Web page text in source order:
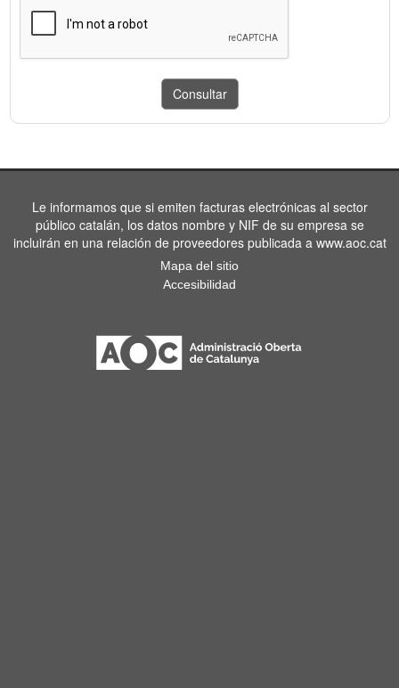
Le informamos que si emiten facturas electrónicas al sector
público catalán, los datos nombre y NIF de su empresa se
incluirán en una relación de proveedores publicada a www.aoc.cat
Mapa del sitio
Accesibilidad